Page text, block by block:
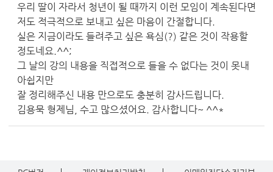
우리 딸이 자라서 청년이 될 때까지 이런 모임이 계속된다면
저도 적극적으로 보내고 싶은 마음이 간절합니다.
실은 지금이라도 들려주고 싶은 욕심(?) 같은 것이 작용할
정도네요.^^;
그 날의 강의 내용을 직접적으로 들을 수 없다는 것이 못내
아쉽지만
잘 정리해주신 내용 만으로도 충분히 감사드립니다.
김용묵 형제님, 수고 많으셨어요. 감사합니다~ ^^*